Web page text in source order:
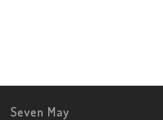
Seven May